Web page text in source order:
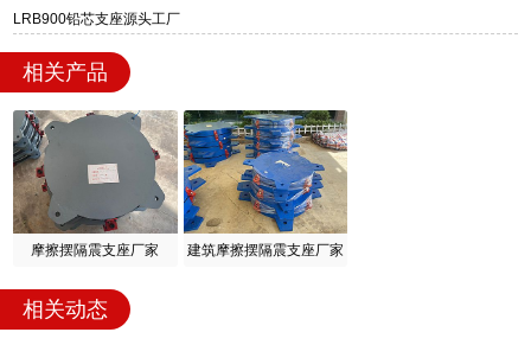
LRB900铅芯支座源头工厂
相关产品
摩擦摆隔震支座厂家 建筑摩擦摆隔震支座厂家
相关动态